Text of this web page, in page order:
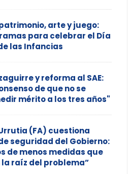
arte y juego:
para celebrar el Día
las Infancias
y reforma al SAE:
de que no se
mérito a los tres años"
(FA) cuestiona
seguridad del Gobierno:
de menos medidas que
raíz del problema”